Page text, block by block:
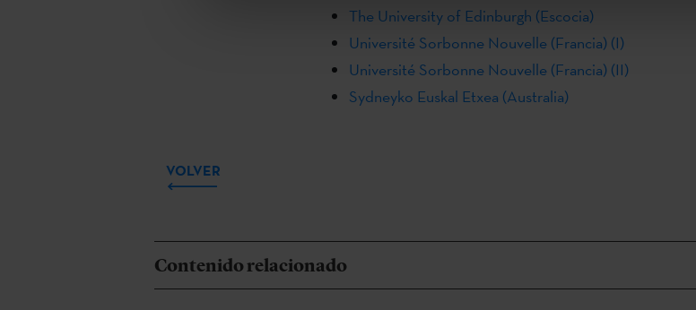
The University of Edinburgh (Escocia)
Université Sorbonne Nouvelle (Francia) (I)
Université Sorbonne Nouvelle (Francia) (II)
Sydneyko Euskal Etxea (Australia)
VOLVER
Contenido relacionado